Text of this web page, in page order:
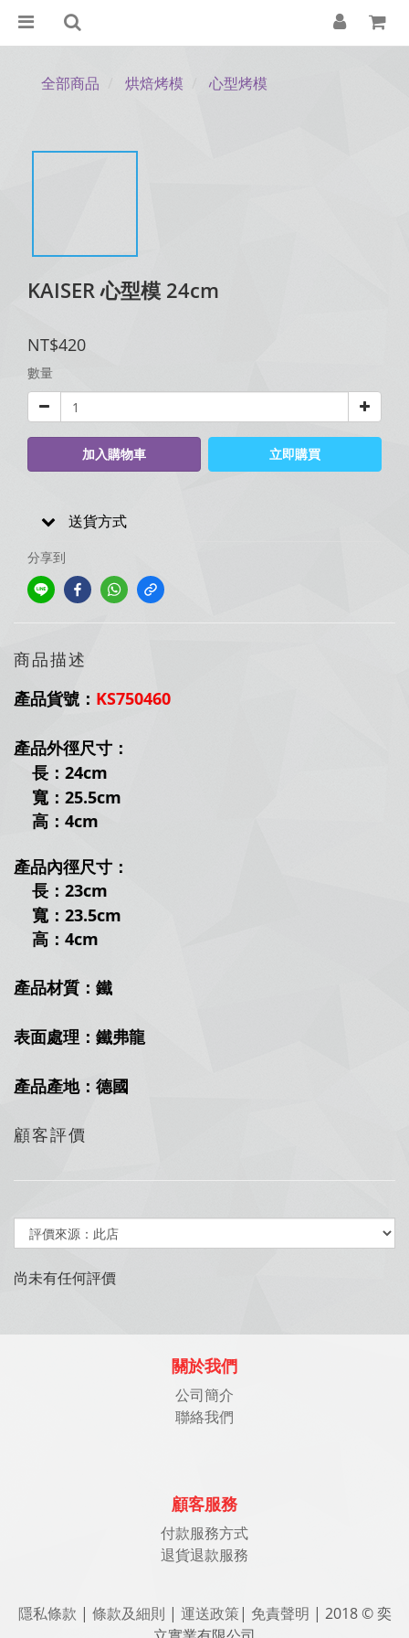
全部商品 烘焙烤模 心型烤模
KAISER 心型模 24cm
NT$420
數量
加入購物車 立即購買
送貨方式
分享到
商品描述
產品貨號： KS750460
產品外徑尺寸：
長：24cm
寬：25.5cm
高：4cm
產品內徑尺寸：
長：23cm
寬：23.5cm
高：4cm
產品材質：鐵
表面處理：鐵弗龍
產品產地：德國
顧客評價
尚未有任何評價
關於我們
公司簡介
聯絡我們
顧客服務
付款服務方式
退貨退款服務
隱私條款 | 條款及細則 | 運送政策| 免責聲明 | 2018 © 奕